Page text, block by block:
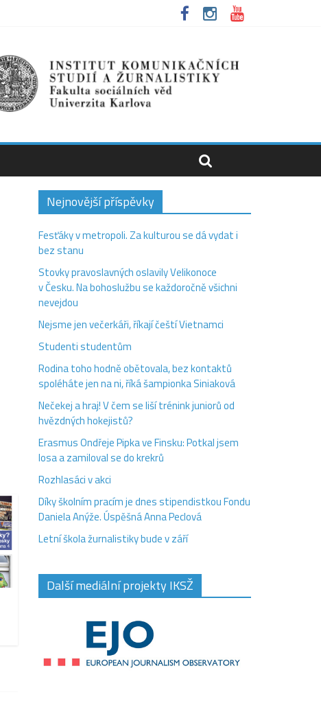
Nejnovější příspěvky
Fesťáky v metropoli. Za kulturou se dá vydat i
bez stanu
Stovky pravoslavných oslavily Velikonoce
v Česku. Na bohoslužbu se každoročně všichni
nevejdou
Nejsme jen večerkáři, říkají čeští Vietnamci
Studenti studentům
Rodina toho hodně obětovala, bez kontaktů
spoléháte jen na ni, říká šampionka Siniaková
Nečekej a hraj! V čem se liší trénink juniorů od
hvězdných hokejistů?
Erasmus Ondřeje Pipka ve Finsku: Potkal jsem
losa a zamiloval se do krekrů
Rozhlasáci v akci
Díky školním pracím je dnes stipendistkou Fondu
Daniela Anýže. Úspěšná Anna Peclová
Letní škola žurnalistiky bude v září
Další mediální projekty IKSŽ